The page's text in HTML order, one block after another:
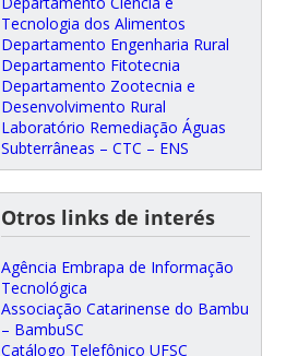
Tecnologia dos Alimentos
Departamento Engenharia Rural
Departamento Fitotecnia
Departamento Zootecnia e
Desenvolvimento Rural
Laboratório Remediação Águas
Subterrâneas – CTC – ENS
Otros links de interés
Agência Embrapa de Informação
Tecnológica
Associação Catarinense do Bambu
– BambuSC
Catálogo Telefônico UFSC